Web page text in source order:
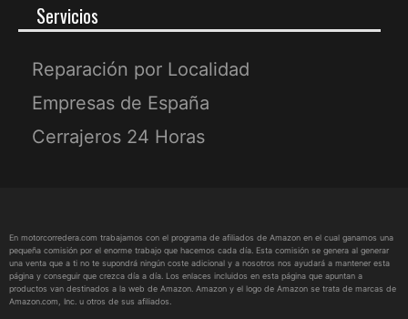
Servicios
Reparación por Localidad
Empresas de España
Cerrajeros 24 Horas
En motorcorredera.com trabajamos con el programa de afiliados de Amazon en el cual ganamos una
pequeña comisión por el enorme trabajo que hacemos cada día. Esta comisión se genera al generar
una venta que a ti no te supondrá ningún coste adicional y a nosotros nos ayudará a mantener esta
página y conseguir que crezca día a día. Los enlaces incluidos en esta página que apuntan a
productos van destinados a la web de Amazon. Amazon y el logo de Amazon se trata de marcas de
Amazon.com, Inc. u otros de sus afiliados.